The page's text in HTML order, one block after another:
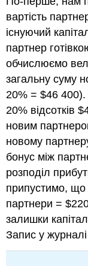
вартість
існуючий
партнер
обчислюємо
загальну суму
20% = $46 400).
20% відсотків
новим
новому
бонус між
розподіл
припустимо, що
партнери =
залишки
Запис у